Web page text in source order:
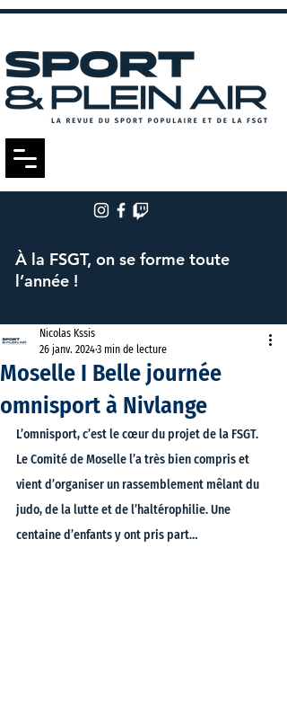
À la FSGT, on se forme toute
l’année !
Moselle I Belle journée
omnisport à Nivlange
Nicolas Kssis
26 janv. 20243 min de lecture
L’omnisport, c’est le cœur du projet de la FSGT.
Le Comité de Moselle l’a très bien compris et
vient d’organiser un rassemblement mêlant du
judo, de la lutte et de l’haltérophilie. Une
centaine d’enfants y ont pris part…